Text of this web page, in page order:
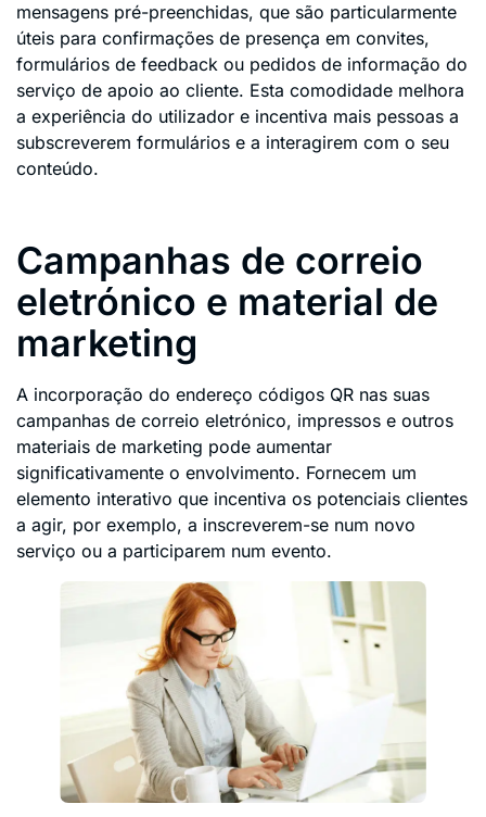
mensagens pré-preenchidas, que são particularmente
úteis para confirmações de presença em convites,
formulários de feedback ou pedidos de informação do
serviço de apoio ao cliente. Esta comodidade melhora
a experiência do utilizador e incentiva mais pessoas a
subscreverem formulários e a interagirem com o seu
conteúdo.
Campanhas de correio
eletrónico e material de
marketing
A incorporação do endereço códigos QR nas suas
campanhas de correio eletrónico, impressos e outros
materiais de marketing pode aumentar
significativamente o envolvimento. Fornecem um
elemento interativo que incentiva os potenciais clientes
a agir, por exemplo, a inscreverem-se num novo
serviço ou a participarem num evento.